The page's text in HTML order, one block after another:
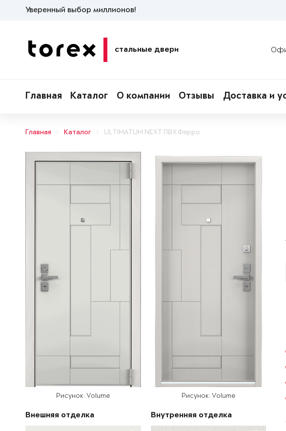
Уверенный выбор миллионов!
стальные двери
Главная Каталог О компании Отзывы Доставка и
Главная Каталог ULTIMATUM NEXT ПВХ Ферро
Рисунок: Volume
Внешняя отделка
Рисунок: Volume
Внутренняя отделка